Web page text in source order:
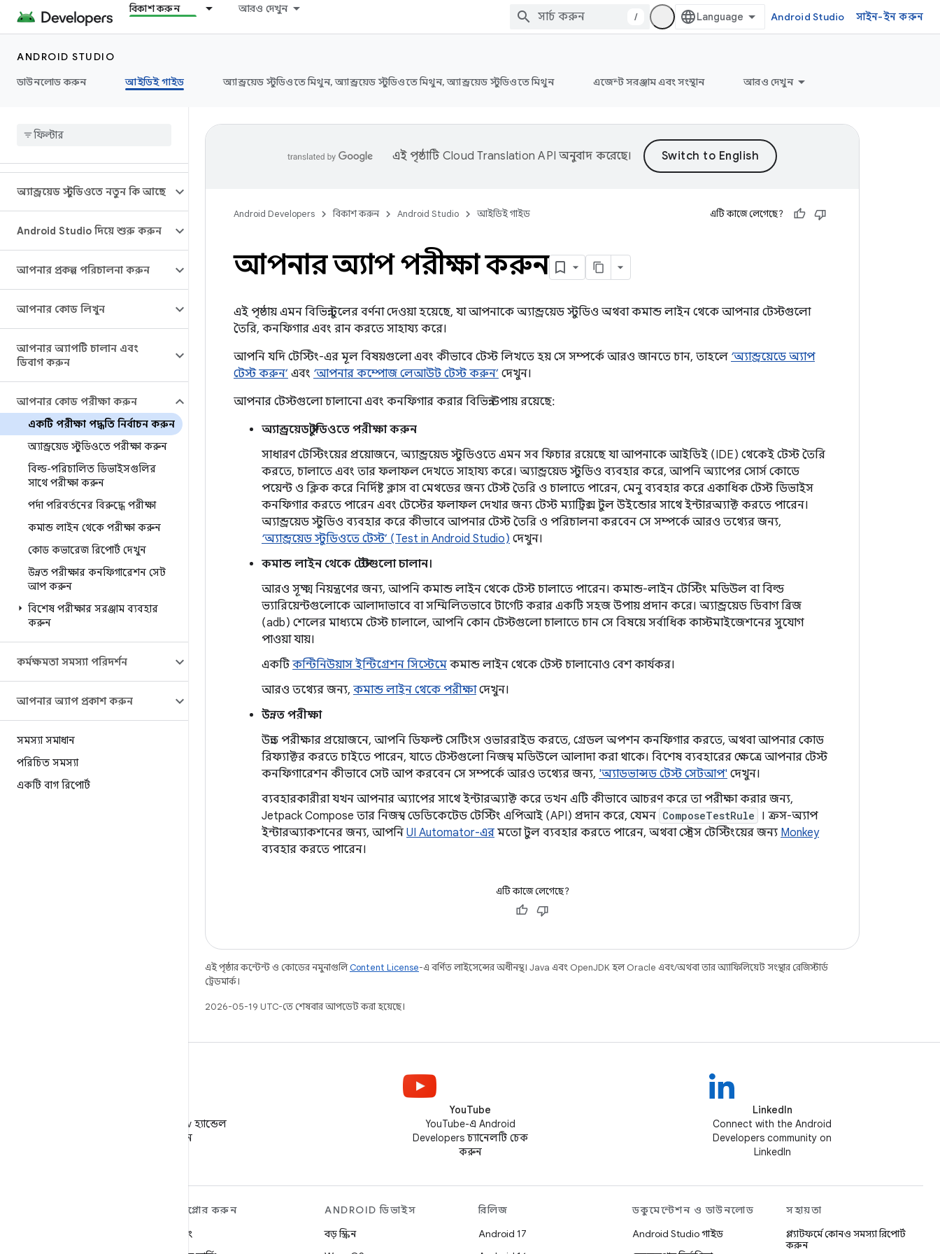
বিকাশ করুন আরও দেখুন
/ Android Studio সাইন-ইন করুন
ANDROID STUDIO
ডাউনলোড করুন
আইডিই গাইড অ্যান্ড্রয়েড স্টুডিওতে মিথুন, অ্যান্ড্রয়েড স্টুডিওতে মিথুন, অ্যান্ড্রয়েড স্টুডিওতে মিথুন এজেন্ট সরঞ্জাম এবং সংস্থান আরও দেখুন
অ্যান্ড্রয়েড স্টুডিওতে নতুন কি আছে
Android Studio দিয়ে শুরু করুন
আপনার প্রকল্প পরিচালনা করুন
আপনার কোড লিখুন
আপনার অ্যাপটি চালান এবং
ডিবাগ করুন
আপনার কোড পরীক্ষা করুন
একটি পরীক্ষা পদ্ধতি নির্বাচন করুন
অ্যান্ড্রয়েড স্টুডিওতে পরীক্ষা করুন
বিল্ড-পরিচালিত ডিভাইসগুলির
সাথে পরীক্ষা করুন
পর্দা পরিবর্তনের বিরুদ্ধে পরীক্ষা
কমান্ড লাইন থেকে পরীক্ষা করুন
কোড কভারেজ রিপোর্ট দেখুন
উন্নত পরীক্ষার কনফিগারেশন সেট
আপ করুন
বিশেষ পরীক্ষার সরঞ্জাম ব্যবহার
করুন
কর্মক্ষমতা সমস্যা পরিদর্শন
আপনার অ্যাপ প্রকাশ করুন
সমস্যা সমাধান
পরিচিত সমস্যা
একটি বাগ রিপোর্ট
এই পৃষ্ঠাটি Cloud Translation API অনুবাদ করেছে।
Android Developers বিকাশ করুন Android Studio আইডিই গাইড এটি কাজে লেগেছে?
আপনার অ্যাপ পরীক্ষা করুন
এই পৃষ্ঠায় এমন বিভিন্ন টুলের বর্ণনা দেওয়া হয়েছে, যা আপনাকে অ্যান্ড্রয়েড স্টুডিও অথবা কমান্ড লাইন থেকে আপনার টেস্টগুলো
তৈরি, কনফিগার এবং রান করতে সাহায্য করে।
আপনি যদি টেস্টিং-এর মূল বিষয়গুলো এবং কীভাবে টেস্ট লিখতে হয় সে সম্পর্কে আরও জানতে চান, তাহলে ‘অ্যান্ড্রয়েডে অ্যাপ
টেস্ট করুন’ এবং ‘আপনার কম্পোজ লেআউট টেস্ট করুন’ দেখুন।
আপনার টেস্টগুলো চালানো এবং কনফিগার করার বিভিন্ন উপায় রয়েছে:
অ্যান্ড্রয়েড স্টুডিওতে পরীক্ষা করুন
সাধারণ টেস্টিংয়ের প্রয়োজনে, অ্যান্ড্রয়েড স্টুডিওতে এমন সব ফিচার রয়েছে যা আপনাকে আইডিই (IDE) থেকেই টেস্ট তৈরি
করতে, চালাতে এবং তার ফলাফল দেখতে সাহায্য করে। অ্যান্ড্রয়েড স্টুডিও ব্যবহার করে, আপনি অ্যাপের সোর্স কোডে
পয়েন্ট ও ক্লিক করে নির্দিষ্ট ক্লাস বা মেথডের জন্য টেস্ট তৈরি ও চালাতে পারেন, মেনু ব্যবহার করে একাধিক টেস্ট ডিভাইস
কনফিগার করতে পারেন এবং টেস্টের ফলাফল দেখার জন্য টেস্ট ম্যাট্রিক্স টুল উইন্ডোর সাথে ইন্টারঅ্যাক্ট করতে পারেন।
অ্যান্ড্রয়েড স্টুডিও ব্যবহার করে কীভাবে আপনার টেস্ট তৈরি ও পরিচালনা করবেন সে সম্পর্কে আরও তথ্যের জন্য,
‘অ্যান্ড্রয়েড স্টুডিওতে টেস্ট’ (Test in Android Studio) দেখুন।
কমান্ড লাইন থেকে টেস্টগুলো চালান।
আরও সূক্ষ্ম নিয়ন্ত্রণের জন্য, আপনি কমান্ড লাইন থেকে টেস্ট চালাতে পারেন। কমান্ড-লাইন টেস্টিং মডিউল বা বিল্ড
ভ্যারিয়েন্টগুলোকে আলাদাভাবে বা সম্মিলিতভাবে টার্গেট করার একটি সহজ উপায় প্রদান করে। অ্যান্ড্রয়েড ডিবাগ ব্রিজ
(adb) শেলের মাধ্যমে টেস্ট চালালে, আপনি কোন টেস্টগুলো চালাতে চান সে বিষয়ে সর্বাধিক কাস্টমাইজেশনের সুযোগ
পাওয়া যায়।
একটি কন্টিনিউয়াস ইন্টিগ্রেশন সিস্টেমে কমান্ড লাইন থেকে টেস্ট চালানোও বেশ কার্যকর।
আরও তথ্যের জন্য, কমান্ড লাইন থেকে পরীক্ষাদেখুন।
উন্নত পরীক্ষা
উন্নত পরীক্ষার প্রয়োজনে, আপনি ডিফল্ট সেটিংস ওভাররাইড করতে, গ্রেডল অপশন কনফিগার করতে, অথবা আপনার কোড
রিফ্যাক্টর করতে চাইতে পারেন, যাতে টেস্টগুলো নিজস্ব মডিউলে আলাদা করা থাকে। বিশেষ ব্যবহারের ক্ষেত্রে আপনার টেস্ট
কনফিগারেশন কীভাবে সেট আপ করবেন সে সম্পর্কে আরও তথ্যের জন্য, 'অ্যাডভান্সড টেস্ট সেটআপ' দেখুন।
ব্যবহারকারীরা যখন আপনার অ্যাপের সাথে ইন্টারঅ্যাক্ট করে তখন এটি কীভাবে আচরণ করে তা পরীক্ষা করার জন্য,
Jetpack Compose তার নিজস্ব ডেডিকেটেড টেস্টিং এপিআই (API) প্রদান করে, যেমন ComposeTestRule
। ক্রস-অ্যাপ
ইন্টারঅ্যাকশনের জন্য, আপনি UI Automator-এর মতো টুল ব্যবহার করতে পারেন, অথবা স্ট্রেস টেস্টিংয়ের জন্য Monkey
ব্যবহার করতে পারেন।
এটি কাজে লেগেছে?
এই পৃষ্ঠার কন্টেন্ট ও কোডের নমুনাগুলিContent License-এ বর্ণিত লাইসেন্সের অধীনস্থ। Java এবং OpenJDK হল Oracle এবং/অথবা তার অ্যাফিলিয়েট সংস্থার রেজিস্টার্ড
ট্রেডমার্ক।
2026-05-19 UTC-তে শেষবার আপডেট করা হয়েছে।
X-এ @AndroidDev হ্যান্ডেল
ফলো করুন
YouTube
YouTube-এ Android
Developers চ্যানেলটি চেক
করুন
LinkedIn
Connect with the Android
Developers community on
LinkedIn
এক্সপ্লোর করুন
গেমিং
ANDROID ডিভাইস
বড় স্ক্রিন
রিলিজ
Android 17
ডকুমেন্টেশন ও ডাউনলোড
Android Studio গাইড
সহায়তা
প্ল্যাটফর্মে কোনও সমস্যা রিপোর্ট
করুন